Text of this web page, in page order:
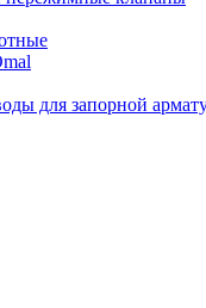
для запорной